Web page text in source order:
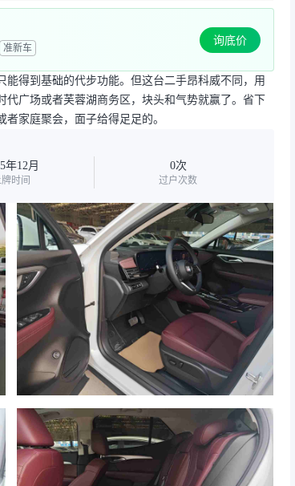
准新车
询底价
得到基础的代步功能。但这台二手昂科威不同，用
广场或者芙蓉湖商务区，块头和气势就赢了。省下
家庭聚会，面子给得足足的。
年12月
时间
0次
过户次数